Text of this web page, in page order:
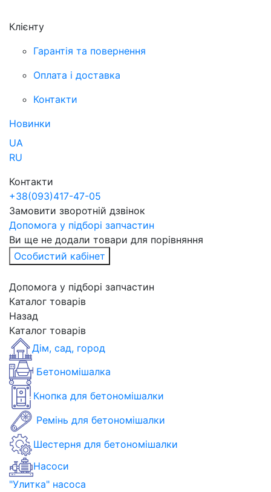
Клієнту
Гарантія та повернення
Оплата і доставка
Контакти
Новинки
UA
RU
Контакти
+38(093)417-47-05
Замовити зворотній дзвінок
Допомога у підборі запчастин
Ви ще не додали товари для порівняння
Особистий кабінет
Допомога у підборі запчастин
Каталог товарів
Назад
Каталог товарів
Дім, сад, город
Бетономішалка
Кнопка для бетономішалки
Ремінь для бетономішалки
Шестерня для бетономішалки
Насоси
"Улитка" насоса